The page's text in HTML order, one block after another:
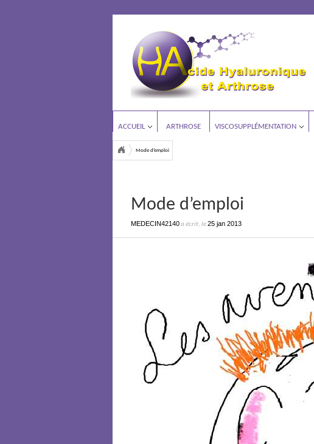
ACCUEIL ARTHROSE VISCOSUPPLÉMENTATION
Mode d’emploi
Mode d’emploi
MEDECIN42140a écrit, le25 jan 2013